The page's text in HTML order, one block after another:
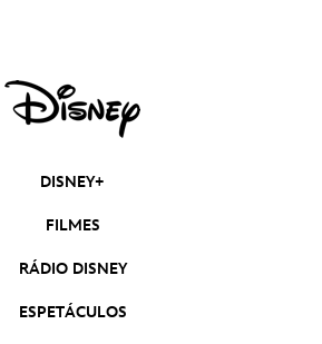
DISNEY+
FILMES
RÁDIO DISNEY
ESPETÁCULOS